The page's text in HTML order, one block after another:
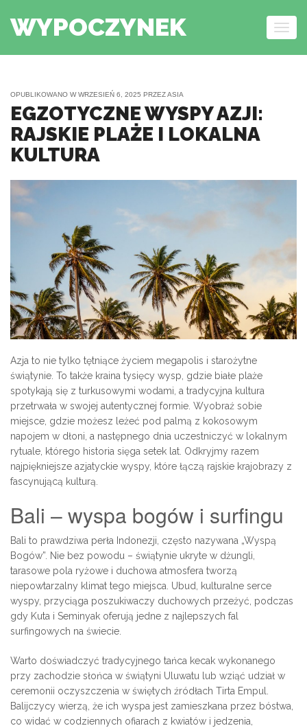
WYPOCZYNEK
OPUBLIKOWANO WWRZESIEŃ 6, 2025 PRZEZASIA
EGZOTYCZNE WYSPY AZJI:
RAJSKIE PLAŻE I LOKALNA
KULTURA
Azja to nie tylko tętniące życiem megapolis i starożytne
świątynie. To także kraina tysięcy wysp, gdzie białe plaże
spotykają się z turkusowymi wodami, a tradycyjna kultura
przetrwała w swojej autentycznej formie. Wyobraź sobie
miejsce, gdzie możesz leżeć pod palmą z kokosowym
napojem w dłoni, a następnego dnia uczestniczyć w lokalnym
rytuale, którego historia sięga setek lat. Odkryjmy razem
najpiękniejsze azjatyckie wyspy, które łączą rajskie krajobrazy z
fascynującą kulturą.
Bali – wyspa bogów i surfingu
Bali to prawdziwa perła Indonezji, często nazywana „Wyspą
Bogów”. Nie bez powodu – świątynie ukryte w dżungli,
tarasowe pola ryżowe i duchowa atmosfera tworzą
niepowtarzalny klimat tego miejsca. Ubud, kulturalne serce
wyspy, przyciąga poszukiwaczy duchowych przeżyć, podczas
gdy Kuta i Seminyak oferują jedne z najlepszych fal
surfingowych na świecie.
Warto doświadczyć tradycyjnego tańca kecak wykonanego
przy zachodzie słońca w świątyni Uluwatu lub wziąć udział w
ceremonii oczyszczenia w świętych źródłach Tirta Empul.
Balijczycy wierzą, że ich wyspa jest zamieszkana przez bóstwa,
co widać w codziennych ofiarach z kwiatów i jedzenia,